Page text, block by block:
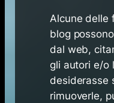
Alcune delle
blog
dal web,
gli autori e/o
desiderasse
rimuoverle,